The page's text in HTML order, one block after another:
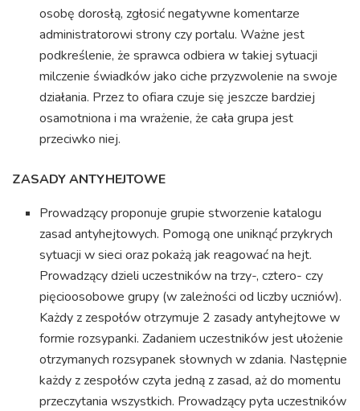
osobę dorosłą, zgłosić negatywne komentarze
administratorowi strony czy portalu. Ważne jest
podkreślenie, że sprawca odbiera w takiej sytuacji
milczenie świadków jako ciche przyzwolenie na swoje
działania. Przez to ofiara czuje się jeszcze bardziej
osamotniona i ma wrażenie, że cała grupa jest
przeciwko niej.
ZASADY ANTYHEJTOWE
Prowadzący proponuje grupie stworzenie katalogu
zasad antyhejtowych. Pomogą one uniknąć przykrych
sytuacji w sieci oraz pokażą jak reagować na hejt.
Prowadzący dzieli uczestników na trzy-, cztero- czy
pięcioosobowe grupy (w zależności od liczby uczniów).
Każdy z zespołów otrzymuje 2 zasady antyhejtowe w
formie rozsypanki. Zadaniem uczestników jest ułożenie
otrzymanych rozsypanek słownych w zdania. Następnie
każdy z zespołów czyta jedną z zasad, aż do momentu
przeczytania wszystkich. Prowadzący pyta uczestników